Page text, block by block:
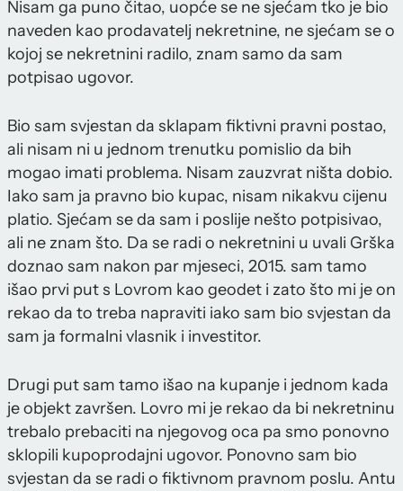
Nisam ga puno čitao, uopće se ne sjećam tko je bio
naveden kao prodavatelj nekretnine, ne sjećam se o
kojoj se nekretnini radilo, znam samo da sam
potpisao ugovor.
Bio sam svjestan da sklapam fiktivni pravni postao,
ali nisam ni u jednom trenutku pomislio da bih
mogao imati problema. Nisam zauzvrat ništa dobio.
Iako sam ja pravno bio kupac, nisam nikakvu cijenu
platio. Sjećam se da sam i poslije nešto potpisivao,
ali ne znam što. Da se radi o nekretnini u uvali Grška
doznao sam nakon par mjeseci, 2015. sam tamo
išao prvi put s Lovrom kao geodet i zato što mi je on
rekao da to treba napraviti iako sam bio svjestan da
sam ja formalni vlasnik i investitor.
Drugi put sam tamo išao na kupanje i jednom kada
je objekt završen. Lovro mi je rekao da bi nekretninu
trebalo prebaciti na njegovog oca pa smo ponovno
sklopili kupoprodajni ugovor. Ponovno sam bio
svjestan da se radi o fiktivnom pravnom poslu. Antu